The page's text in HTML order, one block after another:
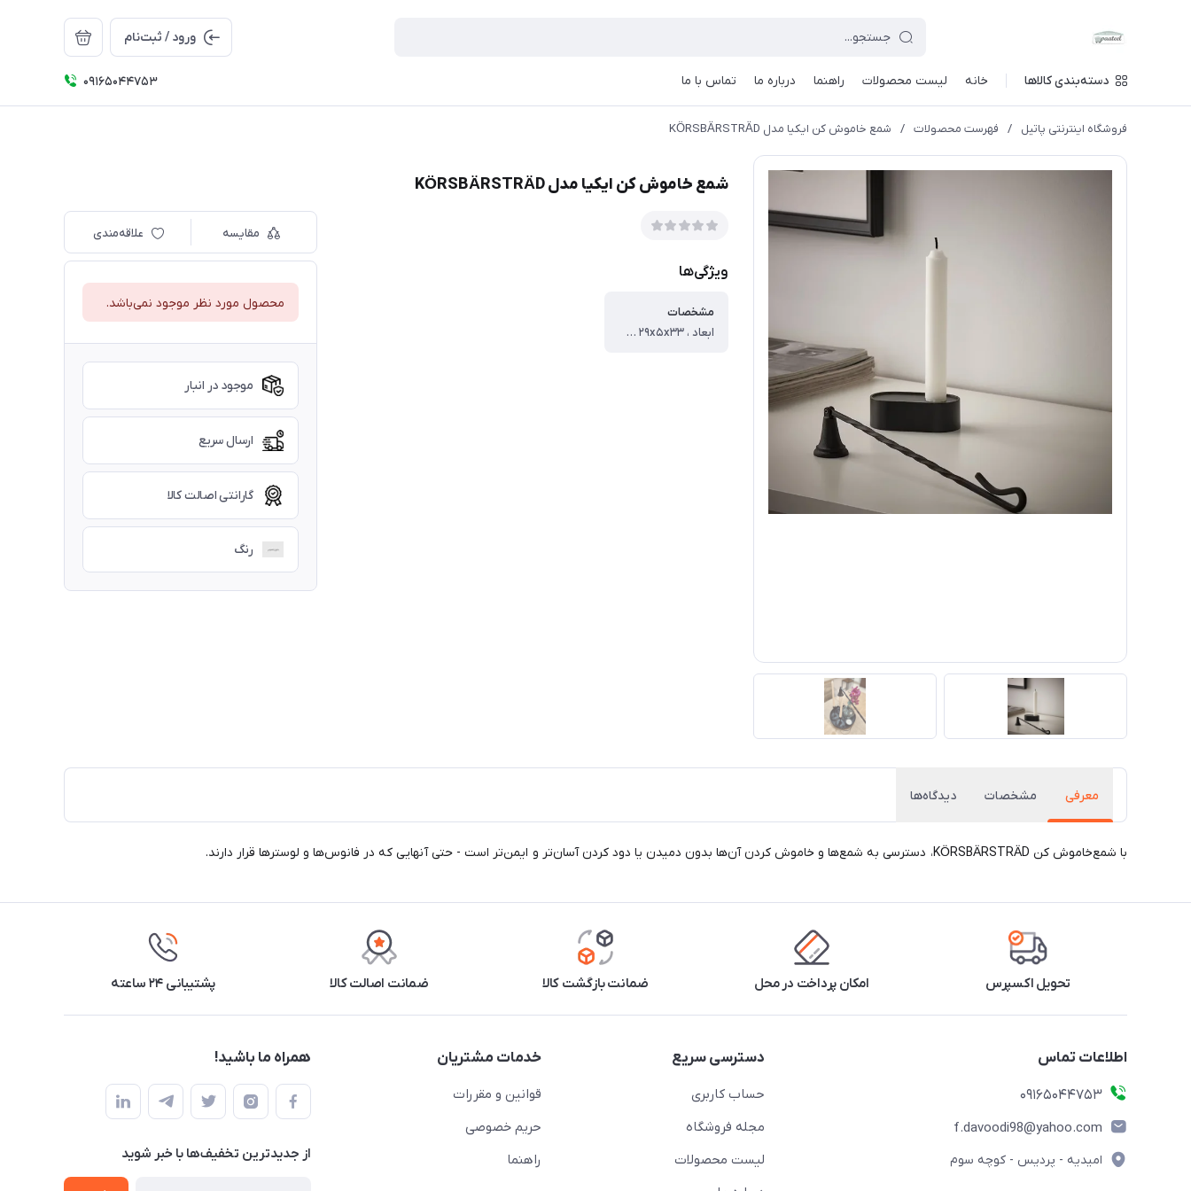
ورود / ثبت‌نام
دسته‌بندی کالاها خانه لیست محصولات راهنما درباره ما تماس با ما 09165044753
فروشگاه اینترنتی پاتیل / فهرست محصولات / شمع خاموش کن ایکیا مدل KÖRSBÄRSTRÄD
شمع خاموش کن ایکیا مدل KÖRSBÄRSTRÄD
ویژگی‌ها
مشخصات
ابعاد ، ۲۹x۵x۳۳ سانتی‌متر ، وزن ، ۲۵۰ گرم ، ابعاد محل قرارگیری شمع ، ۵x۵x۵ سانتی متر
مقایسه علاقه‌مندی
محصول مورد نظر موجود نمی‌باشد.
موجود در انبار
ارسال سریع
گارانتی اصالت کالا
رنگ
معرفی مشخصات دیدگاه‌ها
با شمع‌خاموش کن KÖRSBÄRSTRÄD، دسترسی به شمع‌ها و خاموش کردن آن‌ها بدون دمیدن یا دود کردن آسان‌تر و ایمن‌تر است - حتی آنهایی که در فانوس‌ها و لوسترها قرار دارند.
تحویل اکسپرس امکان پرداخت در محل ضمانت بازگشت کالا ضمانت اصالت کالا پشتیبانی ۲۴ ساعته
اطلاعات تماس
09165044753
f.davoodi98@yahoo.com
امیدیه - پردیس - کوچه سوم
دسترسی سریع
حساب کاربری
مجله فروشگاه
لیست محصولات
خدمات مشتریان
قوانین و مقررات
حریم خصوصی
راهنما
همراه ما باشید!
از جدید‌ترین تخفیف‌ها با‌ خبر شوید